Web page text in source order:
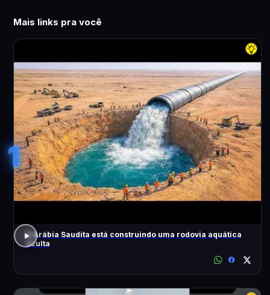
Mais links pra você
1
A Arábia Saudita está construindo uma rodovia aquática
oculta